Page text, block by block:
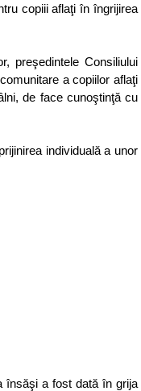
copiii aflaţi în îngrijirea
preşedintele Consiliului
a copiilor aflaţi
de face cunoştinţă cu
individuală a unor
însăşi a fost dată în grija